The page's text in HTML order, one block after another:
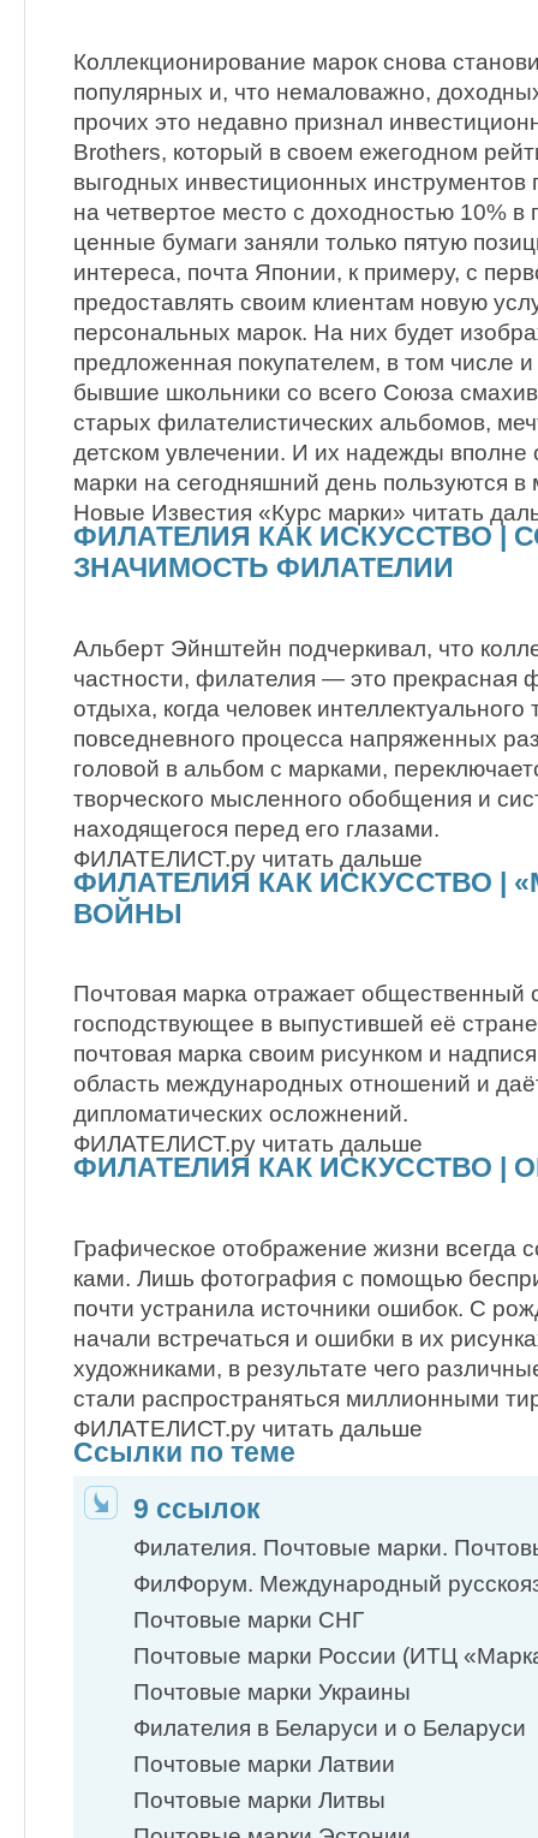
Коллекционирование марок снова
популярных и, что немаловажно,
прочих это недавно признал
Brothers, который в своем ежегодном
выгодных инвестиционных
на четвертое место с доходностью 10% в
ценные бумаги заняли только пятую
интереса, почта Японии, к примеру, с
предоставлять своим клиентам новую
персональных марок. На них будет
предложенная покупателем, в том числе
бывшие школьники со всего Союза
старых филателистических альбомов,
детском увлечении. И их надежды вполне
марки на сегодняшний день пользуются
Новые Известия «Курс марки» читать
ФИЛАТЕЛИЯ КАК ИСКУССТВО |
ЗНАЧИМОСТЬ ФИЛАТЕЛИИ
Альберт Эйнштейн подчеркивал, что
частности, филателия — это прекрасная
отдыха, когда человек интеллектуального
повседневного процесса напряженных
головой в альбом с марками,
творческого мысленного обобщения и
находящегося перед его глазами.
ФИЛАТЕЛИСТ.ру читать дальше
ФИЛАТЕЛИЯ КАК ИСКУССТВО |
ВОЙНЫ
Почтовая марка отражает общественный
господствующее в выпустившей её
почтовая марка своим рисунком и
область международных отношений и
дипломатических осложнений.
ФИЛАТЕЛИСТ.ру читать дальше
ФИЛАТЕЛИЯ КАК ИСКУССТВО |
Графическое отображение жизни всегда
ками. Лишь фотография с помощью
почти устранила источники ошибок. С
начали встречаться и ошибки в их
художниками, в резуль­тате чего
стали распространяться миллионными
ФИЛАТЕЛИСТ.ру читать дальше
Ссылки по теме
9 ссылок
Филателия. Почтовые марки.
ФилФорум. Международный
Почтовые марки СНГ
Почтовые марки России (ИТЦ
Почтовые марки Украины
Филателия в Беларуси и о Беларуси
Почтовые марки Латвии
Почтовые марки Литвы